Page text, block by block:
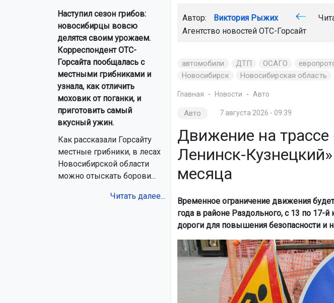
Наступил сезон грибов:
новосибирцы вовсю
делятся своим урожаем.
Корреспондент ОТС-
Горсайта пообщалась с
местными грибниками и
узнала, как отличить
моховик от поганки, и
приготовить самый
вкусный ужин.
Как рассказали Горсайту
местные грибники, в лесах
Новосибирской области
можно отыскать борови...
Читать далее...
Автор: Виктория Рыжих
Агентство новостей ОТС-Горсайт
автомобили ДТП ОСАГО
Новосибирск
Новосибирская область
Главная Новости Авто
Авто 7 августа 2026 - 09:39
Движение на
Ленинск-
месяца
Временное ограничение движения
года в районе Раздольного, с 13 по 17-й
дороги для повышения безопасности и